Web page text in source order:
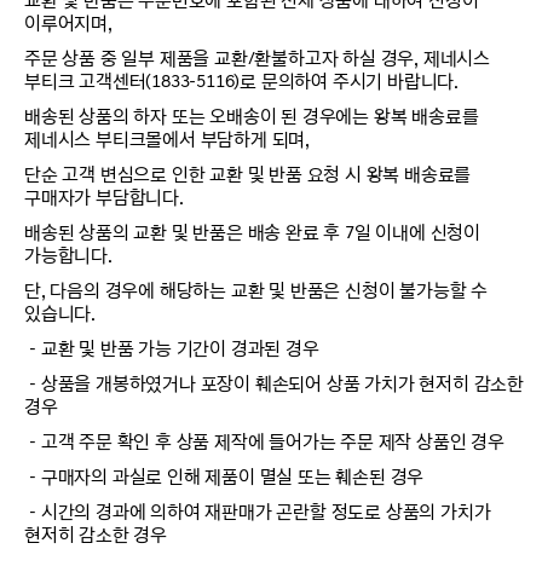
이루어지며,
주문 상품 중 일부 제품을 교환/환불하고자 하실 경우, 제네시스
부티크 고객센터(1833-5116)로 문의하여 주시기 바랍니다.
배송된 상품의 하자 또는 오배송이 된 경우에는 왕복 배송료를
제네시스 부티크몰에서 부담하게 되며,
단순 고객 변심으로 인한 교환 및 반품 요청 시 왕복 배송료를
구매자가 부담합니다.
배송된 상품의 교환 및 반품은 배송 완료 후 7일 이내에 신청이
가능합니다.
단, 다음의 경우에 해당하는 교환 및 반품은 신청이 불가능할 수
있습니다.
－교환 및 반품 가능 기간이 경과된 경우
－상품을 개봉하였거나 포장이 훼손되어 상품 가치가 현저히 감소한
경우
－고객 주문 확인 후 상품 제작에 들어가는 주문 제작 상품인 경우
－구매자의 과실로 인해 제품이 멸실 또는 훼손된 경우
－시간의 경과에 의하여 재판매가 곤란할 정도로 상품의 가치가
현저히 감소한 경우